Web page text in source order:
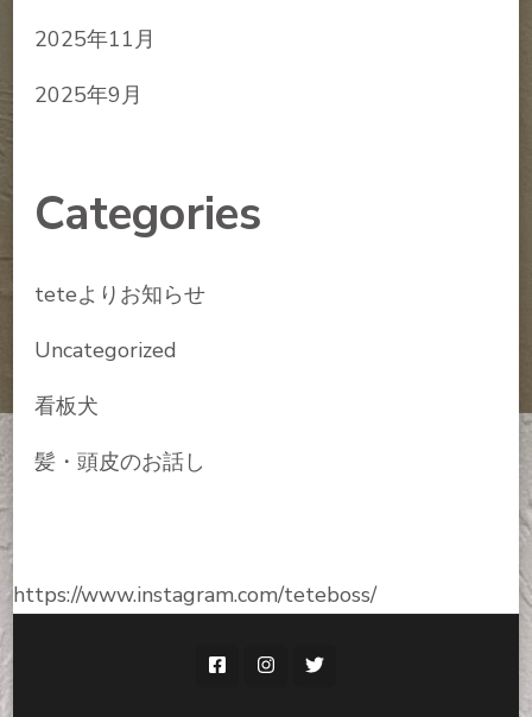
2025年11月
2025年9月
Categories
teteよりお知らせ
Uncategorized
看板犬
髪・頭皮のお話し
https://www.instagram.com/teteboss/